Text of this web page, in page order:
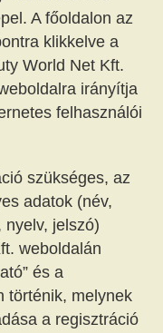
A főoldalon az
klikkelve a
World Net Kft.
irányítja
felhasználói
szükséges, az
adatok (név,
jelszó)
weboldalán
és a
történik, melynek
a regisztráció